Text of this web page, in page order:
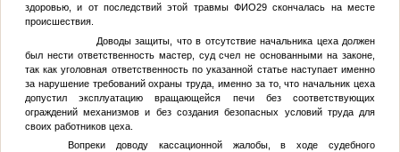
здоровью, и от последствий этой травмыФИО29 скончалась на месте
происшествия.
Доводы защиты, что в отсутствие начальника цеха должен
был нести ответственность мастер, суд счел не основанными на законе,
так как уголовная ответственность по указанной статье наступает именно
за нарушение требований охраны труда, именно за то, что начальник цеха
допустил эксплуатацию вращающейся печи без соответствующих
ограждений механизмов и без создания безопасных условий труда для
своих работников цеха.
Вопреки доводу кассационной жалобы, в ходе судебного